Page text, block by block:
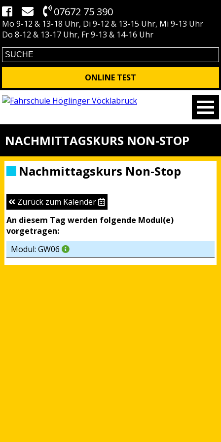
07672 75 390
Mo 9-12 & 13-18 Uhr, Di 9-12 & 13-15 Uhr, Mi 9-13 Uhr
Do 8-12 & 13-17 Uhr, Fr 9-13 & 14-16 Uhr
ONLINE TEST
NACHMITTAGSKURS NON-STOP
Nachmittagskurs Non-Stop
Zurück zum Kalender
An diesem Tag werden folgende Modul(e)
vorgetragen:
Modul: GW06